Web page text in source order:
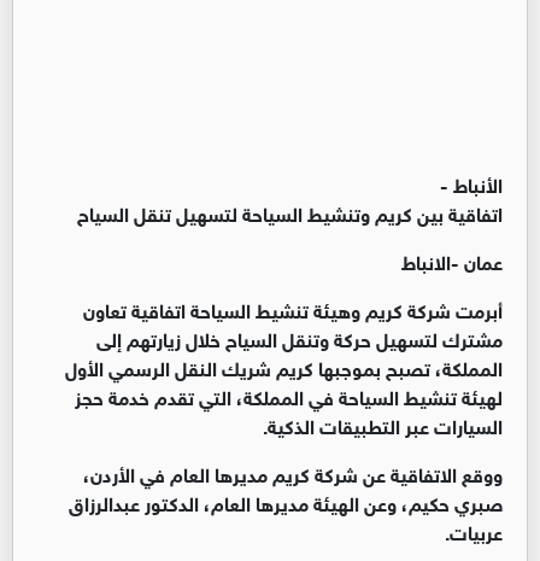
الأنباط -
اتفاقية بين كريم وتنشيط السياحة لتسهيل تنقل السياح
عمان -الانباط
أبرمت شركة كريم وهيئة تنشيط السياحة اتفاقية تعاون
مشترك لتسهيل حركة وتنقل السياح خلال زيارتهم إلى
المملكة، تصبح بموجبها كريم شريك النقل الرسمي الأول
لهيئة تنشيط السياحة في المملكة، التي تقدم خدمة حجز
السيارات عبر التطبيقات الذكية.
ووقع الاتفاقية عن شركة كريم مديرها العام في الأردن،
صبري حكيم، وعن الهيئة مديرها العام، الدكتور عبدالرزاق
عربيات.